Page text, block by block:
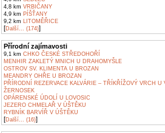
4,8 km VRBIČANY
4,9 km PÍŠŤANY
9,2 km LITOMĚŘICE
[Další... (174)]
Přírodní zajímavosti
9,1 km CHKO ČESKÉ STŘEDOHOŘÍ
MENHIR ZAKLETÝ MNICH U DRAHOMYŠLE
OSTROV SV. KLIMENTA U BROZAN
MEANDRY OHŘE U BROZAN
PŘÍRODNÍ REZERVACE KALVÁRIE – TŘÍKŘÍŽOVÝ VRCH U
ŽERNOSEK
OPÁRENSKÉ ÚDOLÍ U LOVOSIC
JEZERO CHMELAŘ V ÚŠTĚKU
RYBNÍK BARVÍŘ V ÚŠTĚKU
[Další... (16)]